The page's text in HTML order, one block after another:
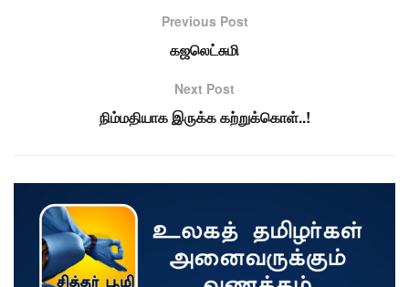
Previous Post
கஜலெட்சுமி
Next Post
நிம்மதியாக இருக்க கற்றுக்கொள்..!